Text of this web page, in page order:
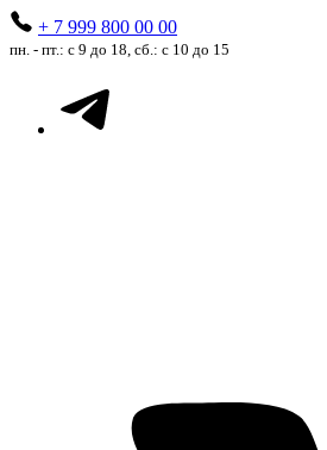
+ 7 999 800 00 00
пн. - пт.: с 9 до 18, сб.: с 10 до 15